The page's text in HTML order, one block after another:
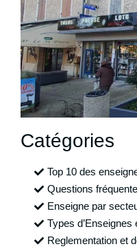
Catégories
Top 10 des
Questions
Enseigne par
Types
Reglementation et